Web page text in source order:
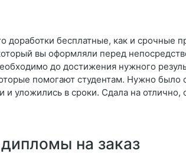
доработки бесплатные, как и срочные
вы оформляли перед
до достижения нужного
помогают студентам. Нужно было
уложились в сроки. Сдала на отлично,
на заказ